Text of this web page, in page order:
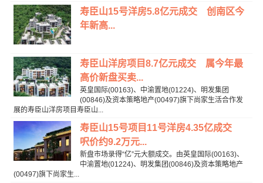
寿臣山15号洋房5.8亿元成交 创南区今
年新高...
寿臣山洋房项目8.7亿元成交 属今年最
高价新盘买卖...
英皇国际(00163)、中渝置地(01224)、明发集团
(00846)及资本策略地产(00497)旗下尚家生活合作发
展的寿臣山洋房项目寿臣山...
寿臣山15号项目11号洋房4.35亿成交
呎价约9.2万元...
新盘市场录得“亿”元大额成交。由英皇国际(00163)、
中渝置地(01224)、明发集团(00846)及资本策略地产
(00497)旗下尚家生...